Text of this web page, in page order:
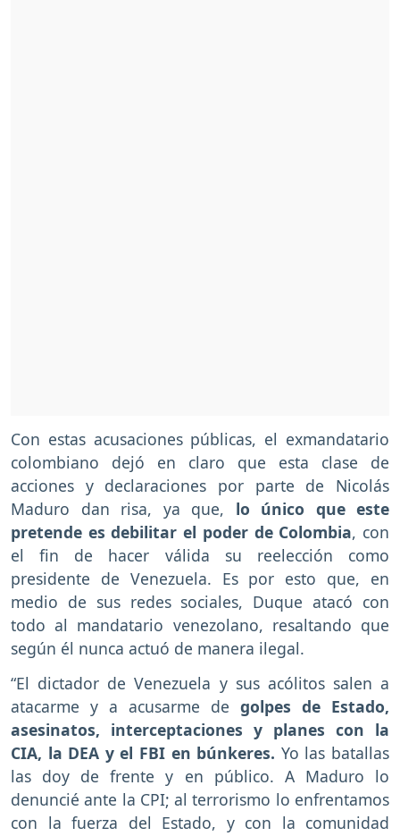
Con estas acusaciones públicas, el exmandatario
colombiano dejó en claro que esta clase de
acciones y declaraciones por parte de Nicolás
Maduro dan risa, ya que, lo único que este
pretende es debilitar el poder de Colombia, con
el fin de hacer válida su reelección como
presidente de Venezuela. Es por esto que, en
medio de sus redes sociales, Duque atacó con
todo al mandatario venezolano, resaltando que
según él nunca actuó de manera ilegal.
“El dictador de Venezuela y sus acólitos salen a
atacarme y a acusarme de golpes de Estado,
asesinatos, interceptaciones y planes con la
CIA, la DEA y el FBI en búnkeres. Yo las batallas
las doy de frente y en público. A Maduro lo
denuncié ante la CPI; al terrorismo lo enfrentamos
con la fuerza del Estado, y con la comunidad